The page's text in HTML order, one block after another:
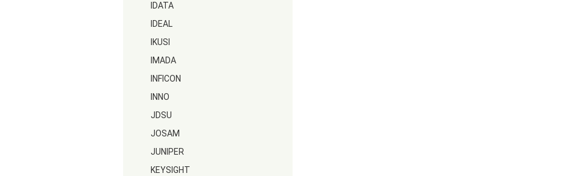
IDATA
IDEAL
IKUSI
IMADA
INFICON
INNO
JDSU
JOSAM
JUNIPER
KEYSIGHT